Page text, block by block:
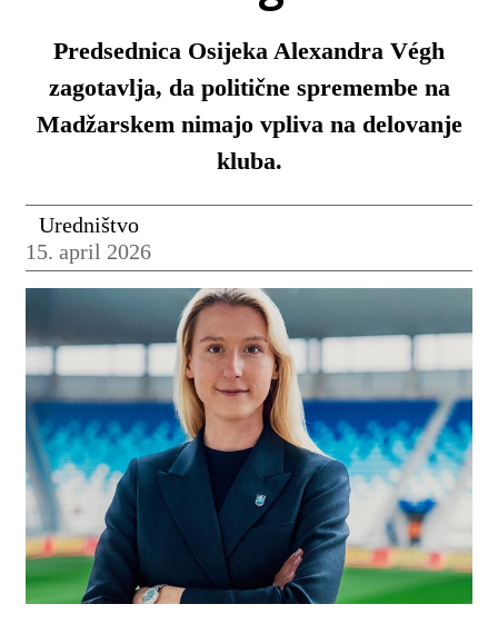
Predsednica Osijeka Alexandra Végh
zagotavlja, da politične spremembe na
Madžarskem nimajo vpliva na delovanje
kluba.
Uredništvo
15. april 2026